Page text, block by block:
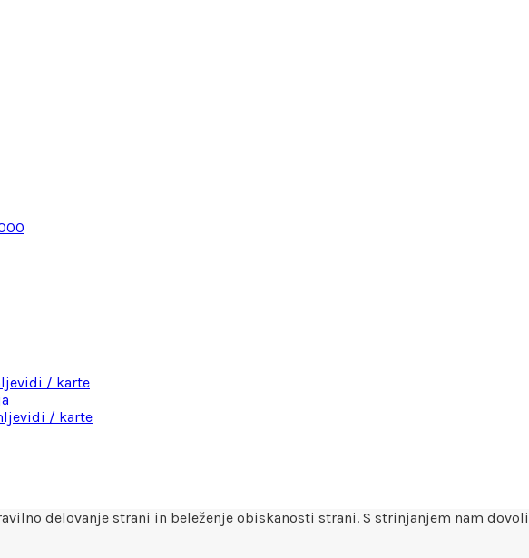
/ karte
/ karte
delovanje strani in beleženje obiskanosti strani. S strinjanjem nam